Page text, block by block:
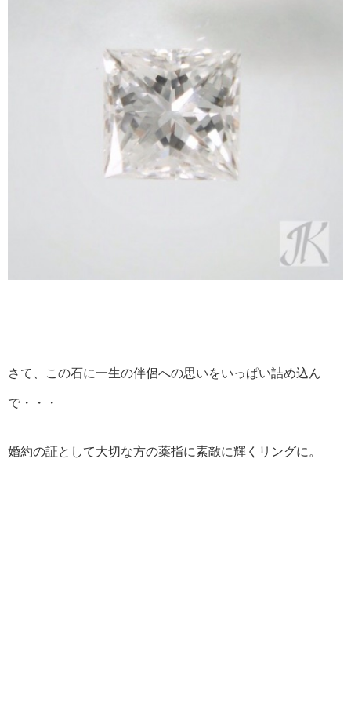
さて、この石に一生の伴侶への思いをいっぱい詰め込ん
で・・・
婚約の証として大切な方の薬指に素敵に輝くリングに。